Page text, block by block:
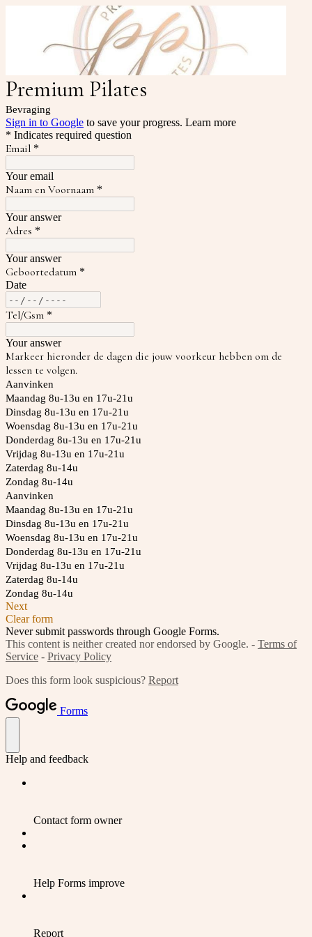
Premium Pilates
Bevraging
Sign in to Google to save your progress. Learn more
* Indicates required question
Email *
Your email
Naam en Voornaam *
Your answer
Adres *
Your answer
Geboortedatum *
Date
Tel/Gsm *
Your answer
Markeer hieronder de dagen die jouw voorkeur hebben om de
lessen te volgen.
Aanvinken
Maandag 8u-13u en 17u-21u
Dinsdag 8u-13u en 17u-21u
Woensdag 8u-13u en 17u-21u
Donderdag 8u-13u en 17u-21u
Vrijdag 8u-13u en 17u-21u
Zaterdag 8u-14u
Zondag 8u-14u
Aanvinken
Maandag 8u-13u en 17u-21u
Dinsdag 8u-13u en 17u-21u
Woensdag 8u-13u en 17u-21u
Donderdag 8u-13u en 17u-21u
Vrijdag 8u-13u en 17u-21u
Zaterdag 8u-14u
Zondag 8u-14u
Next
Clear form
Never submit passwords through Google Forms.
This content is neither created nor endorsed by Google. - Terms of
Service - Privacy Policy
Does this form look suspicious? Report
Forms
Help and feedback
Contact form owner
Help Forms improve
Report